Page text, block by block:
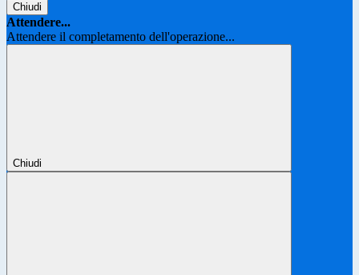
Chiudi
Attendere...
Attendere il completamento dell'operazione...
Chiudi